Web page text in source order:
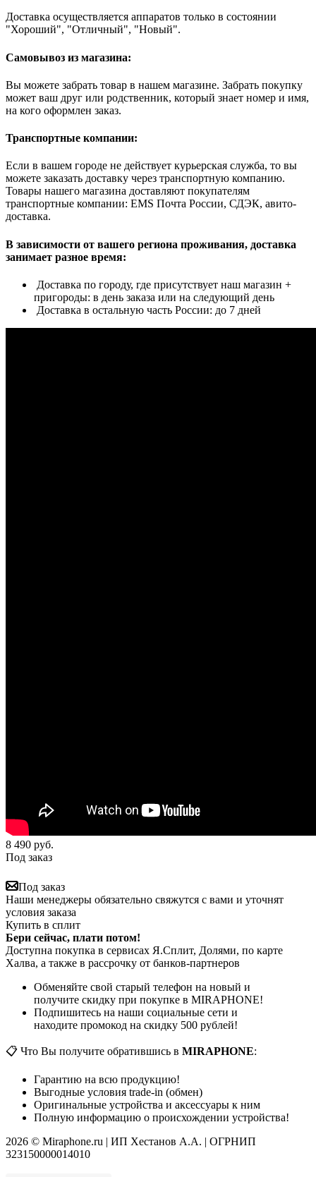
Доставка осуществляется аппаратов только в состоянии
"Хороший", "Отличный", "Новый".
Самовывоз из магазина:
Вы можете забрать товар в нашем магазине. Забрать покупку
может ваш друг или родственник, который знает номер и имя,
на кого оформлен заказ.
Транспортные компании:
Если в вашем городе не действует курьерская служба, то вы
можете заказать доставку через транспортную компанию.
Товары нашего магазина доставляют покупателям
транспортные компании: EMS Почта России, СДЭК, авито-
доставка.
В зависимости от вашего региона проживания, доставка
занимает разное время:
Доставка по городу, где присутствует наш магазин +
пригороды: в день заказа или на следующий день
Доставка в остальную часть России: до 7 дней
8 490 руб.
Под заказ
Под заказ
Наши менеджеры обязательно свяжутся с вами и уточнят
условия заказа
Купить в сплит
Бери сейчас, плати потом!
Доступна покупка в сервисах Я.Сплит, Долями, по карте
Халва, а также в рассрочку от банков-партнеров
Обменяйте свой старый телефон на новый и
получите скидку при покупке в MIRAPHONE!
Подпишитесь на наши социальные сети и
находите промокод на скидку 500 рублей!
📋 Что Вы получите обратившись в MIRAPHONE:
Гарантию на всю продукцию!
Выгодные условия trade-in (обмен)
Оригинальные устройства и аксессуары к ним
Полную информацию о происхождении устройства!
2026 © Miraphone.ru | ИП Хестанов А.А. | ОГРНИП
323150000014010